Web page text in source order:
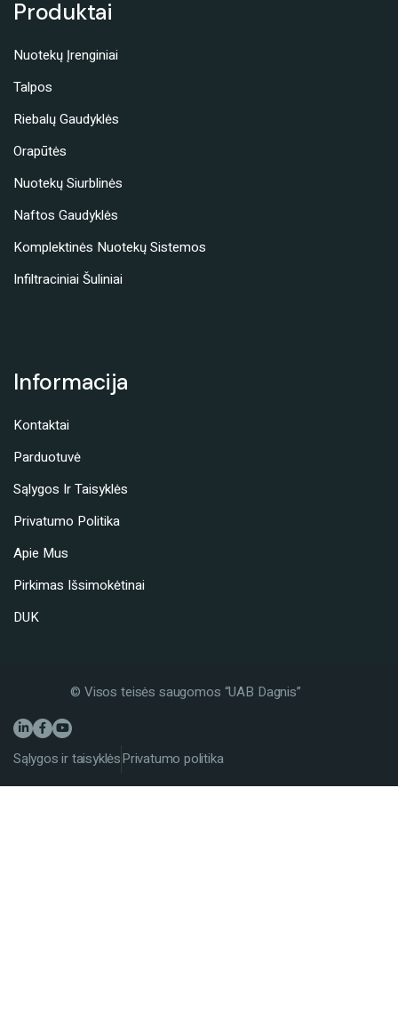
Produktai
Nuotekų Įrenginiai
Talpos
Riebalų Gaudyklės
Orapūtės
Nuotekų Siurblinės
Naftos Gaudyklės
Komplektinės Nuotekų Sistemos
Infiltraciniai Šuliniai
Informacija
Kontaktai
Parduotuvė
Sąlygos Ir Taisyklės
Privatumo Politika
Apie Mus
Pirkimas Išsimokėtinai
DUK
© Visos teisės saugomos “UAB Dagnis”
Sąlygos ir taisyklėsPrivatumo politika